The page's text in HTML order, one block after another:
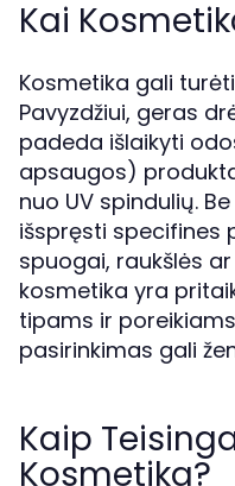
Kai
Kosmetika gali
Pavyzdžiui, geras
padeda išlaikyti
apsaugos)
nuo UV spindulių.
išspręsti specifines
spuogai, raukšlės
kosmetika yra
tipams ir
pasirinkimas gali
Kaip
Kosmetika?